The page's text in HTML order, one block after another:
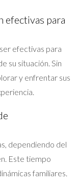
efectivas para
efectivas para
su situación. Sin
y enfrentar sus
dependiendo del
Este tiempo
familiares.